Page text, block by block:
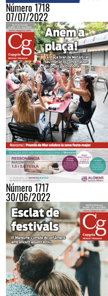
Número 1718
07/07/2022
Número 1717
30/06/2022